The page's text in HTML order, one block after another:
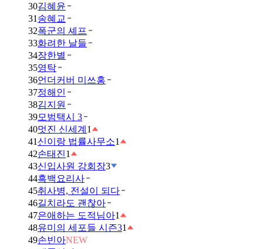
30김혜윤
31 송혜교
32폭군의 셰프
33화려한 날들
34장한별
35영탁
36언더커버 미쓰홍
37정해인
38김지원
39모범택시 3
40멋진 신세계 1
41 신이랑 법률사무소1
42손태진1
43신입사원 강회장3
44흑백요리사
45취사병, 전설이 되다
46길치라도 괜찮아
47은애하는 도적님아1
48유미의 세포들 시즌31
49손빈아NEW